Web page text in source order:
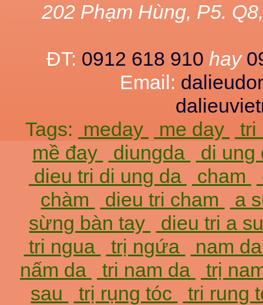
202 Phạm Hùng, P5.
ĐT: 0912 618 910 hay
Email:
Tags: meday me day
tri
mề đay
diungda
di
dieu tri di ung da
cham
chàm
dieu tri cham
a
sừng bàn tay
dieu tri a
tri ngua
trị ngứa
nam
nấm da
tri nam da
trị
sau
trị rụng tóc
tri rung